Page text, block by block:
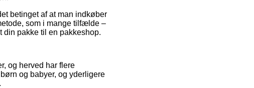
betinget af at man indkøber
som i mange tilfælde –
pakke til en pakkeshop.
og herved har flere
og babyer, og yderligere